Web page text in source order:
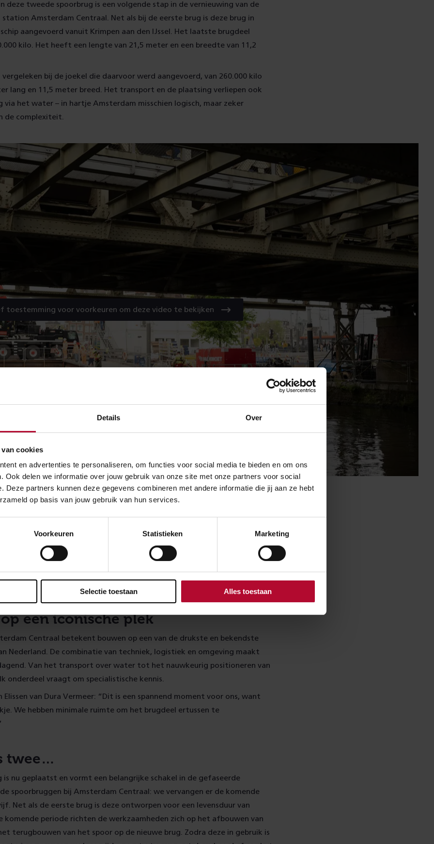
Details Over
cookies
en advertenties te personaliseren, om functies voor social media te bieden en om ons
Ook delen we informatie over jouw gebruik van onze site met onze partners voor social
Deze partners kunnen deze gegevens combineren met andere informatie die jij aan ze hebt
op basis van jouw gebruik van hun services.
Voorkeuren Statistieken Marketing
Selectie toestaan Alles toestaan
deze tweede spoorbrug is een volgende stap in de vernieuwing van de
Amsterdam Centraal. Net als bij de eerste brug is deze brug in
aangevoerd vanuit Krimpen aan den IJssel. Het laatste brugdeel
kilo. Het heeft een lengte van 21,5 meter en een breedte van 11,2
bij de joekel die daarvoor werd aangevoerd, van 260.000 kilo
lang en 11,5 meter breed. Het transport en de plaatsing verliepen ook
via het water – in hartje Amsterdam misschien logisch, maar zeker
de complexiteit.
toestemming voor voorkeuren om deze video te bekijken
met onze aannemer Dura Vermeer op dit project verloopt goed. We
te vinden en dat is met de plaatsing van de brugdelen extra goed te
belangrijk”, zegt Esther Versteegh, bouwmanager van ProRail.
een iconische plek
Centraal betekent bouwen op een van de drukste en bekendste
Nederland. De combinatie van techniek, logistiek en omgeving maakt
Van het transport over water tot het nauwkeurig positioneren van
onderdeel vraagt om specialistische kennis.
Elissen van Dura Vermeer: “Dit is een spannend moment voor ons, want
We hebben minimale ruimte om het brugdeel ertussen te
twee…
is nu geplaatst en vormt een belangrijke schakel in de gefaseerde
spoorbruggen bij Amsterdam Centraal: we vervangen er de komende
Net als de eerste brug is deze ontworpen voor een levensduur van
komende periode richten de werkzaamheden zich op het afbouwen van
terugbouwen van het spoor op de nieuwe brug. Zodra deze in gebruik is